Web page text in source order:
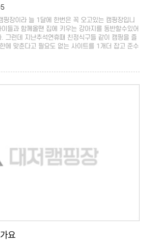
핑장이라 늘 1달에 한번은 꼭 오고있는 캠핑장입니
들과 함께올땐 집에 키우는 강아지를 동반할수있어
그런데 지난추석연휴때 친정식구들 같이 캠핑을 즐
에 맞춘다고 필요도 없는 사이트를 1개더 잡고 준수
요